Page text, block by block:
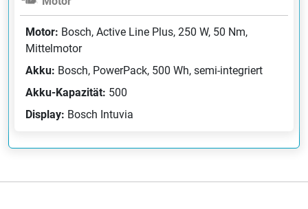
Motor: Bosch, Active Line Plus, 250 W, 50 Nm,
Mittelmotor
Akku: Bosch, PowerPack, 500 Wh, semi-integriert
Akku-Kapazität: 500
Display: Bosch Intuvia